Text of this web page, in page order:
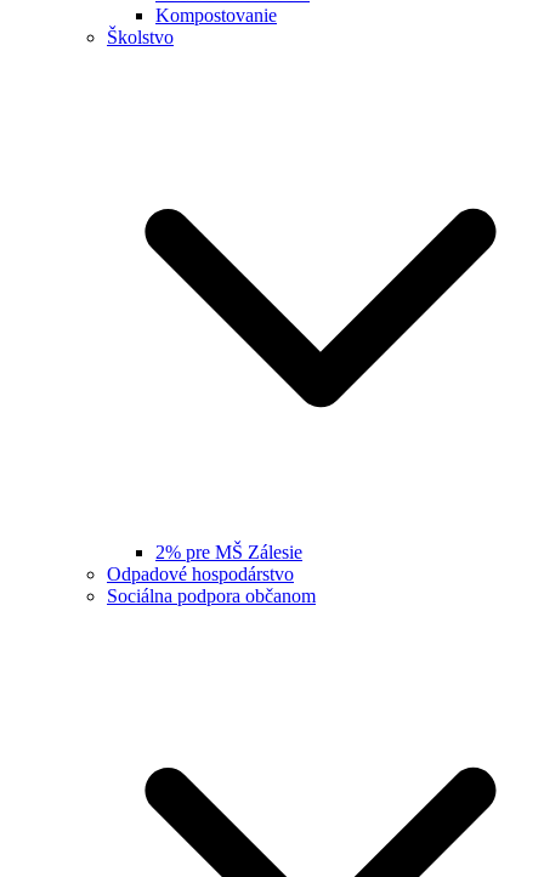
Kompostovanie
Školstvo
2% pre MŠ Zálesie
Odpadové hospodárstvo
Sociálna podpora občanom